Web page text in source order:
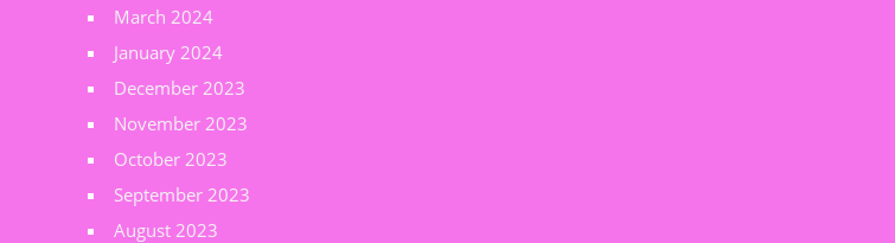
March 2024
January 2024
December 2023
November 2023
October 2023
September 2023
August 2023